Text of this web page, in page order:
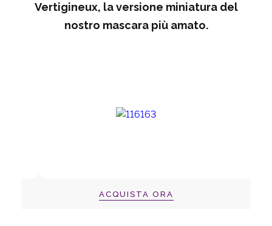
Vertigineux, la versione miniatura del
nostro mascara più amato.
ACQUISTA ORA